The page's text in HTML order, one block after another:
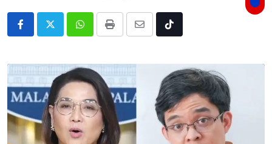
Whatsapp
Print
Share
Email
Tiktok